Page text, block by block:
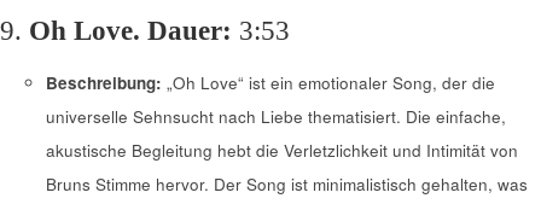
9. Oh Love. Dauer: 3:53
Beschreibung: „Oh Love“ ist ein emotionaler Song, der die
universelle Sehnsucht nach Liebe thematisiert. Die einfache,
akustische Begleitung hebt die Verletzlichkeit und Intimität von
Bruns Stimme hervor. Der Song ist minimalistisch gehalten, was